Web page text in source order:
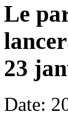
Le
23
Date: